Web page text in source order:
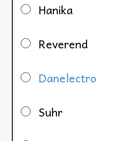
Hanika
Reverend
Danelectro
Suhr